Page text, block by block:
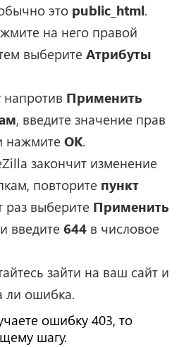
это public_html.
на него правой
выберите Атрибуты
напротив Применить
, введите значение прав
нажмите OK.
закончит изменение
повторите пункт
раз выберите Применить
и введите 644 в числовое
зайти на ваш сайт и
ли ошибка.
ошибку 403, то
шагу.